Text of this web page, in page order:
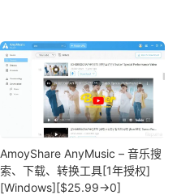
AmoyShare AnyMusic – 音乐搜
索、下载、转换工具[1年授权]
[Windows][$25.99→0]